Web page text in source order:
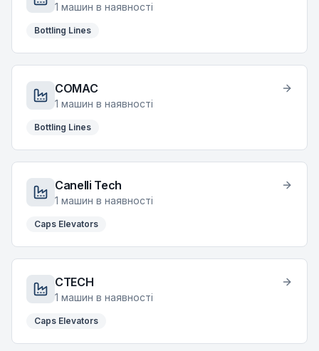
1 машин в наявності
Bottling Lines
COMAC
1 машин в наявності
Bottling Lines
Canelli Tech
1 машин в наявності
Caps Elevators
CTECH
1 машин в наявності
Caps Elevators